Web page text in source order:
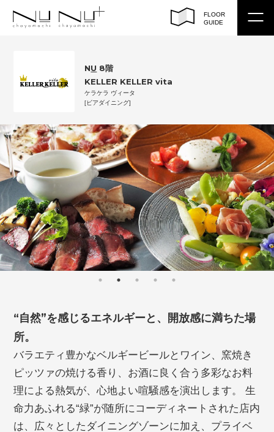
FLOOR
GUIDE
イベント / ショップ ニュース
アクセス
営業時間
EN/CH（繁）/CH（簡）/KO
退店情報
カスタマーハラスメントに対する基本方針/プライ
求人情報
施設従業員サイト
NU 8階
KELLER KELLER vita
ケラケラ ヴィータ
[ビアダイニング]
“自然”を感じるエネルギーと、開放感に満ちた場
所。
バラエティ豊かなベルギービールとワイン、窯焼き
ピッツァの焼ける香り、お酒に良く合う多彩なお料
理による熱気が、心地よい喧騒感を演出します。 生
命力あふれる“緑”が随所にコーディネートされた店内
は、広々としたダイニングゾーンに加え、プライベ